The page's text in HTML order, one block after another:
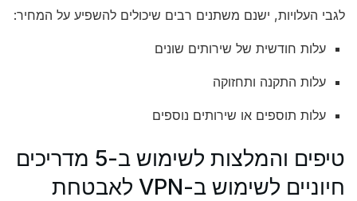
לגבי העלויות, ישנם משתנים רבים שיכולים להשפיע על המחיר:
עלות חודשית של שירותים שונים
עלות התקנה ותחזוקה
עלות תוספים או שירותים נוספים
טיפים והמלצות לשימוש ב-5 מדריכים
חיוניים לשימוש ב-VPN לאבטחת